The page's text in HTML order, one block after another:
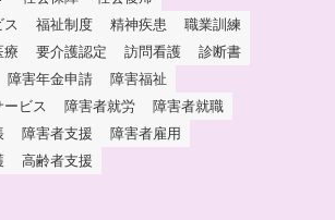
ス
福祉制度 精神疾患
職業訓練
療
要介護認定 訪問看護
診断書
障害年金申請
障害福祉
ービス
障害者就労
障害者就職
障害者支援
障害者雇用
高齢者支援